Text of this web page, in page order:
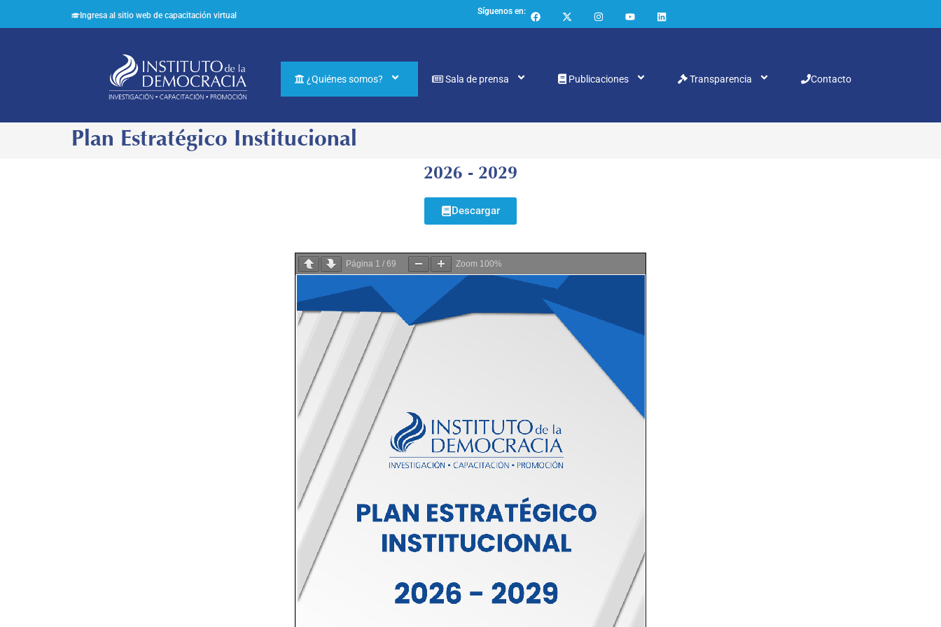
Ingresa al sitio web de capacitación virtual Síguenos en:
¿Quiénes somos? Sala de prensa Publicaciones Transparencia Contacto
Plan Estratégico Institucional
2026 - 2029
Descargar
Página 1 / 69 Zoom 100%